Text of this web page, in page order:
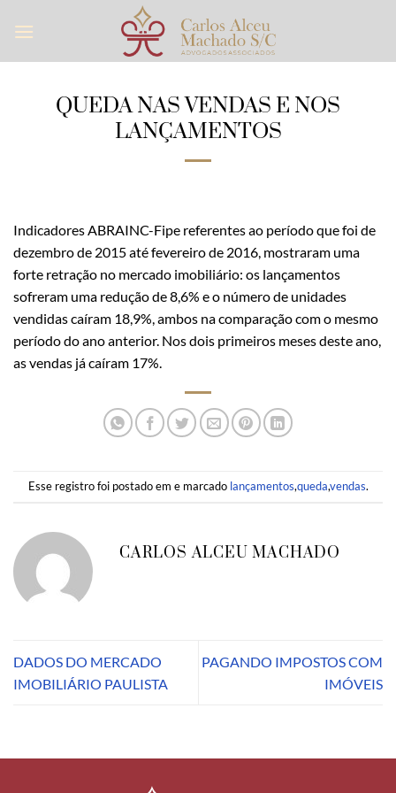
QUEDA NAS VENDAS E NOS
LANÇAMENTOS
Indicadores ABRAINC-Fipe referentes ao período que foi de
dezembro de 2015 até fevereiro de 2016, mostraram uma
forte retração no mercado imobiliário: os lançamentos
sofreram uma redução de 8,6% e o número de unidades
vendidas caíram 18,9%, ambos na comparação com o mesmo
período do ano anterior. Nos dois primeiros meses deste ano,
as vendas já caíram 17%.
Esse registro foi postado em e marcado lançamentos,queda,vendas.
CARLOS ALCEU MACHADO
DADOS DO MERCADO
IMOBILIÁRIO PAULISTA
PAGANDO IMPOSTOS COM
IMÓVEIS